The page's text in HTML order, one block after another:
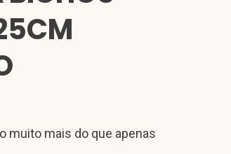
muito mais do que apenas